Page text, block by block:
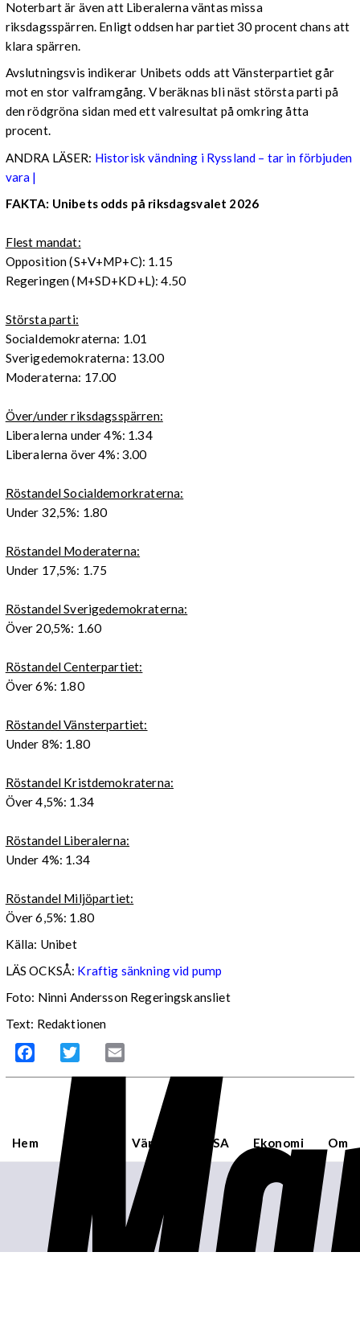
Noterbart är även att Liberalerna väntas missa
riksdagsspärren. Enligt oddsen har partiet 30 procent chans att
klara spärren.
Avslutningsvis indikerar Unibets odds att Vänsterpartiet går
mot en stor valframgång. V beräknas bli näst största parti på
den rödgröna sidan med ett valresultat på omkring åtta
procent.
ANDRA LÄSER: Historisk vändning i Ryssland – tar in förbjuden
vara |
FAKTA: Unibets odds på riksdagsvalet 2026
Flest mandat:
Opposition (S+V+MP+C): 1.15
Regeringen (M+SD+KD+L): 4.50
Största parti:
Socialdemokraterna: 1.01
Sverigedemokraterna: 13.00
Moderaterna: 17.00
Över/under riksdagsspärren:
Liberalerna under 4%: 1.34
Liberalerna över 4%: 3.00
Röstandel Socialdemorkraterna:
Under 32,5%: 1.80
Röstandel Moderaterna:
Under 17,5%: 1.75
Röstandel Sverigedemokraterna:
Över 20,5%: 1.60
Röstandel Centerpartiet:
Över 6%: 1.80
Röstandel Vänsterpartiet:
Under 8%: 1.80
Röstandel Kristdemokraterna:
Över 4,5%: 1.34
Röstandel Liberalerna:
Under 4%: 1.34
Röstandel Miljöpartiet:
Över 6,5%: 1.80
Källa: Unibet
LÄS OCKSÅ: Kraftig sänkning vid pump
Foto: Ninni Andersson Regeringskansliet
Text: Redaktionen
Facebook Twitter
Hem Sverige Världen USA Ekonomi Om